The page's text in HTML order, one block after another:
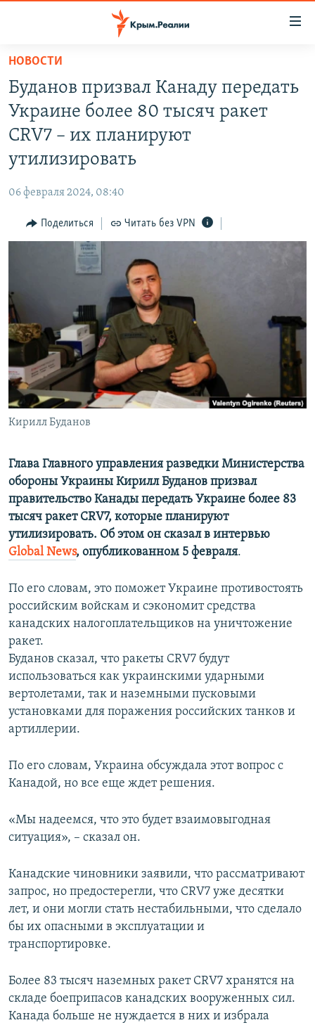
Вернуться
основному
содержанию
Вернутся
главной
Вернутся
поиску
СПЕЦПРОЕКТЫ
ГРУЗ 200
ВОДА
ИНТЕРАКТИВ
ИНФОГРАФИКА
ТЕЛЕПРОЕКТ КРЫМ.РЕАЛИИ
СОВЕТЫ ПРАВОЗАЩИТНИКОВ
ПРОПАВШИЕ БЕЗ ВЕСТИ
ПОБЕДИТЕЛЕЙ НЕ СУДЯТ?
КРЫМ.НЕПОКОРЕННЫЙ
ELIFBE
УКРАИНСКАЯ ПРОБЛЕМА КРЫМА
РАДІО СВОБОДА
КАК ОБОЙТИ БЛОКИРОВКУ
Українською
Qırımtatar
ПРИСОЕДИНЯЙТЕСЬ!
Все сайты RFE/RL
НОВОСТИ
Буданов призвал Канаду передать
Украине более 80 тысяч ракет
CRV7 – их планируют
утилизировать
06 февраля 2024, 08:40
Поделиться Читать без VPN
Кирилл Буданов
Глава Главного управления разведки Министерства
обороны Украины Кирилл Буданов призвал
правительство Канады передать Украине более 83
тысяч ракет CRV7, которые планируют
утилизировать. Об этом он сказал в интервью
Global News, опубликованном 5 февраля.
По его словам, это поможет Украине противостоять
российским войскам и сэкономит средства
канадских налогоплательщиков на уничтожение
ракет.
Буданов сказал, что ракеты CRV7 будут
использоваться как украинскими ударными
вертолетами, так и наземными пусковыми
установками для поражения российских танков и
артиллерии.
По его словам, Украина обсуждала этот вопрос с
Канадой, но все еще ждет решения.
«Мы надеемся, что это будет взаимовыгодная
ситуация», – сказал он.
Канадские чиновники заявили, что рассматривают
запрос, но предостерегли, что CRV7 уже десятки
лет, и они могли стать нестабильными, что сделало
бы их опасными в эксплуатации и
транспортировке.
Более 83 тысяч наземных ракет CRV7 хранятся на
складе боеприпасов канадских вооруженных сил.
Канада больше не нуждается в них и избрала